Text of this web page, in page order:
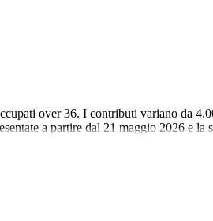
over 36. I contributi variano da
a partire dal 21 maggio 2026 e la